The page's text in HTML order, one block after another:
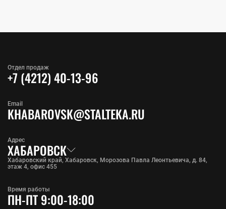
Отдел продаж
+7 (4212) 40-13-96
Адрес
ХАБАРОВСК
Хабаровский край, Хабаровск, Морозова Павла Леонтьевича, д. 84,
этаж 4, офис 455
Email
KHABAROVSK@STALTEKA.RU
Время работы
ПН-ПТ 9:00-18:00